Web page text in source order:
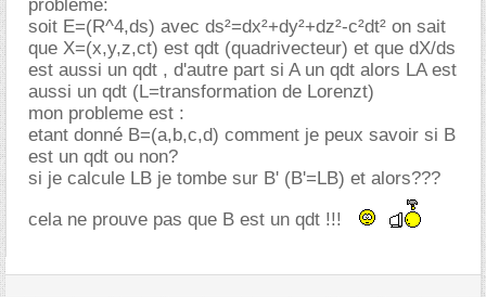
probleme:
soit E=(R^4,ds) avec ds²=dx²+dy²+dz²-c²dt² on sait
que X=(x,y,z,ct) est qdt (quadrivecteur) et que dX/ds
est aussi un qdt , d'autre part si A un qdt alors LA est
aussi un qdt (L=transformation de Lorenzt)
mon probleme est :
etant donné B=(a,b,c,d) comment je peux savoir si B
est un qdt ou non?
si je calcule LB je tombe sur B' (B'=LB) et alors???
cela ne prouve pas que B est un qdt !!!